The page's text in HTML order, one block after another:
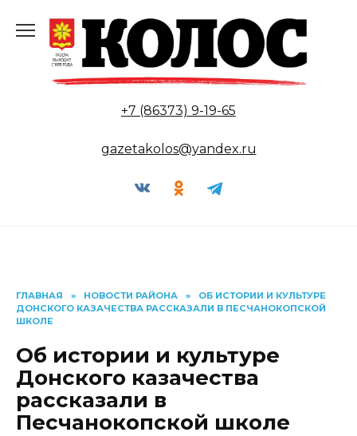
содержанию
+7 (86373) 9-19-65
gazetakolos@yandex.ru
ГЛАВНАЯ » НОВОСТИ РАЙОНА »
ОБ ИСТОРИИ И КУЛЬТУРЕ
ДОНСКОГО КАЗАЧЕСТВА РАССКАЗАЛИ В ПЕСЧАНОКОПСКОЙ
ШКОЛЕ
Об истории и культуре
Донского казачества
рассказали в
Песчанокопской школе